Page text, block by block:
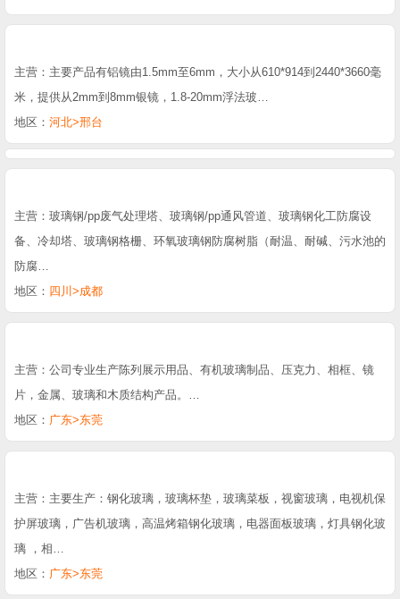
主营：主要产品有铝镜由1.5mm至6mm，大小从610*914到2440*3660毫
米，提供从2mm到8mm银镜，1.8-20mm浮法玻…
地区： 河北>邢台
主营：玻璃钢/pp废气处理塔、玻璃钢/pp通风管道、玻璃钢化工防腐设
备、冷却塔、玻璃钢格栅、环氧玻璃钢防腐树脂（耐温、耐碱、污水池的
防腐…
地区： 四川>成都
主营：公司专业生产陈列展示用品、有机玻璃制品、压克力、相框、镜
片，金属、玻璃和木质结构产品。…
地区： 广东>东莞
主营：主要生产：钢化玻璃，玻璃杯垫，玻璃菜板，视窗玻璃，电视机保
护屏玻璃，广告机玻璃，高温烤箱钢化玻璃，电器面板玻璃，灯具钢化玻
璃 ，相…
地区： 广东>东莞